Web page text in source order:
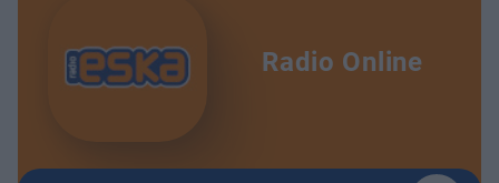
Radio Online